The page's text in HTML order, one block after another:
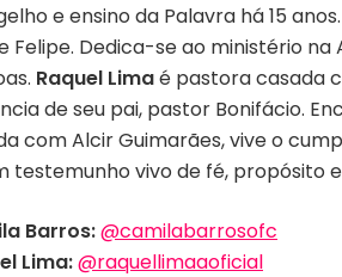
e ensino da Palavra há 15 anos.
Felipe. Dedica-se ao ministério
Raquel Limaé pastora casada
de seu pai, pastor Bonifácio.
com Alcir Guimarães, vive o
testemunho vivo de fé, propósito
Barros:@camilabarrosofc
Lima:@raquellimaaoficial